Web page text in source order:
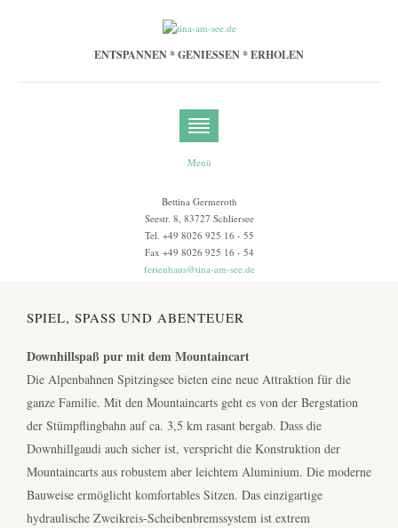
ENTSPANNEN * GENIESSEN * ERHOLEN
Menü
Bettina Germeroth
Seestr. 8, 83727 Schliersee
Tel. +49 8026 925 16 - 55
Fax +49 8026 925 16 - 54
ferienhaus@tina-am-see.de
SPIEL, SPASS UND ABENTEUER
Downhillspaß pur mit dem Mountaincart
Die Alpenbahnen Spitzingsee bieten eine neue Attraktion für die
ganze Familie. Mit den Mountaincarts geht es von der Bergstation
der Stümpflingbahn auf ca. 3,5 km rasant bergab. Dass die
Downhillgaudi auch sicher ist, verspricht die Konstruktion der
Mountaincarts aus robustem aber leichtem Aluminium. Die moderne
Bauweise ermöglicht komfortables Sitzen. Das einzigartige
hydraulische Zweikreis-Scheibenbremssystem ist extrem